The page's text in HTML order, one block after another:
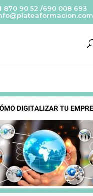
870 90 52 /690 008 693